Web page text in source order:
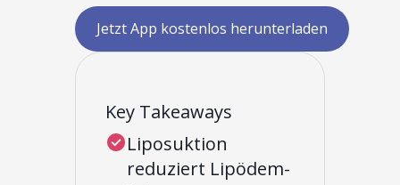
Jetzt App kostenlos herunterladen
Key Takeaways
Liposuktion
reduziert Lipödem-